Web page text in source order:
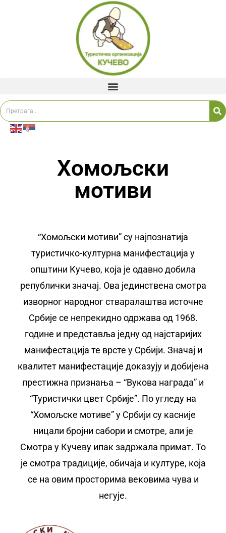
Хомољски
мотиви
“Хомољски мотиви” су најпознатија
туристичко-културна манифестација у
општини Кучево, која је одавно добила
републички значај. Ова јединствена смотра
изворног народног стваралаштва источне
Србије се непрекидно одржава од 1968.
године и представља једну од најстаријих
манифестација те врсте у Србији. Значај и
квалитет манифестације доказују и добијена
престижна признања – “Вукова награда” и
“Туристички цвет Србије”. По угледу на
“Хомољске мотиве” у Србији су касније
ницали бројни сабори и смотре, али је
Смотра у Кучеву ипак задржала примат. То
је смотра традиције, обичаја и културе, која
се на овим просторима вековима чува и
негује.